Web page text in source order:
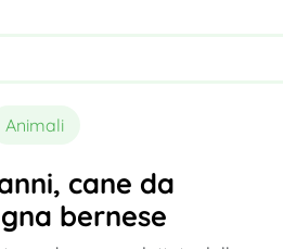
Animali
cane da
bernese